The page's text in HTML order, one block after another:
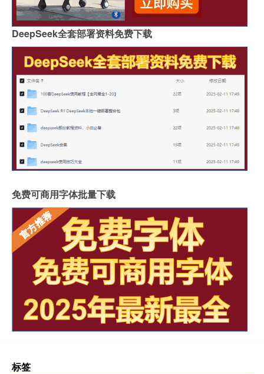
DeepSeek全套部署资料免费下载
免费可商用字体批量下载
标签